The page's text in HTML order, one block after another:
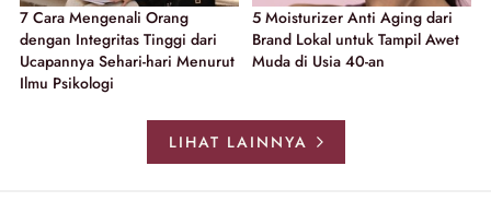
7 Cara Mengenali Orang
dengan Integritas Tinggi dari
Ucapannya Sehari-hari Menurut
Ilmu Psikologi
5 Moisturizer Anti Aging dari
Brand Lokal untuk Tampil Awet
Muda di Usia 40-an
LIHAT LAINNYA